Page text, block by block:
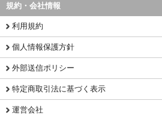
規約・会社情報
利用規約
個人情報保護方針
外部送信ポリシー
特定商取引法に基づく表示
運営会社